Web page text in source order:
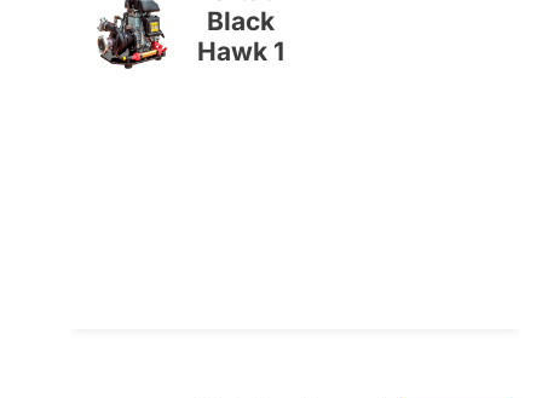
Black
Hawk 1